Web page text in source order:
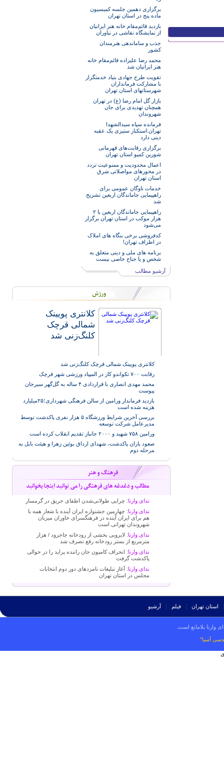
برگزاری دهمین جلسه کمیسیون
ماده پنج در استان تهران
بازدید قائم‌مقام خانه هنر ایرانیان
از نمایشگاه نقاشی در نیاوران
جذب و ساماندهی هنرمندان
کشور
محمد رضا علیزاده قائم‌مقام خانه
هنر ایرانیان شد
تقویت طرح جهادی بنیاد خدمتگزار
با مشارکت فرمانداران
شهرستانهای استان تهران
بازار گل امام رضا (ع) در تهران
همچنان تهدیدی برای جان
شهروندان
فرمانده سپاه سیدالشهدا
تهران:استکبار ستیزی یک عقبه
دینی دارد
برگزاری رقابت‌های قهرمانی
شورین کمپو استان تهران
اعمال محدودیت و ممنوعیت تردد
در محورهای مواصلاتی شرق
استان تهران
خدمات‌ ناوگان عمومی برای
راهپیمایی جاماندگان اربعین تشریح
شد
راهپیمایی جاماندگان اربعین با ۲
هزار موکب در استان تهران برگزار
می‌شود
کدفروشی برخی بنگاه های املاک
در اطراف تهران!
برنامه های ملی و دینی متعلق به
شخص و یا جناح خاصی نیست
آرشیو مطالب
کلانتری پویینک
شمالی قرچک
کلنگ‌زنی شد
کلانتری پویینک شمالی قرچک کلنگ‌زنی شد
رقابت ۷۰۰ تکواندو کار در المپیاد ورزشی شهر قرچک
محمد مهدی انصاری با قراردادی ۴ ساله به گل‌گهر سیرجان
پیوست
بازدید فرماندار ورامین از سالن فرهنگی شهرداری؛۲۵میلیارد
هزینه شده است
بررسی آخرین شرایط ورزشگاه ۵ هزار نفری پاکدشت توسط
مدیرعامل شرکت توسعه
ورامین ۷۵۸ شهید و ۲۰۰۰ جانباز تقدیم انقلاب کرده است
صعود باران پاکدشت، شهدای ارداق بوئین زهرا و هیئت بابل به
مرحله دوم
ندای وارنا: چرایی طولانی‌شدن اطفای حریق در گرمسار
ندای وارنا: چهارمین جشنواره ایران آینده با شعار همه با
هم برای ایران آینده در فرهنگسرای خاوران میزبان
شهروندان تهرانی است
ندای وارنا: لایروبی بخشی از رودخانه جاجرود / هزار
مترمربع از بستر رودخانه رفع تصرف شد
ندای وارنا: انحراف کامیون جان راننده پراید را در حوالی
پاکدشت گرفت
ندای وارنا: آغاز تبلیغات نامزدهای دور دوم انتخابات
مجلس در استان تهران
استان تهران فیلم آرشیو
وارنا بلامانع است.
آسیا“